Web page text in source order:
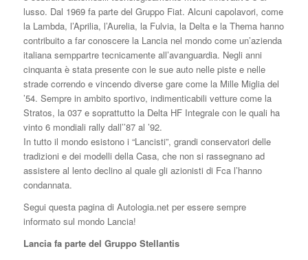
lusso. Dal 1969 fa parte del Gruppo Fiat. Alcuni capolavori, come
la Lambda, l’Aprilia, l’Aurelia, la Fulvia, la Delta e la Thema hanno
contribuito a far conoscere la Lancia nel mondo come un’azienda
italiana semppartre tecnicamente all’avanguardia. Negli anni
cinquanta è stata presente con le sue auto nelle piste e nelle
strade correndo e vincendo diverse gare come la Mille Miglia del
’54. Sempre in ambito sportivo, indimenticabili vetture come la
Stratos, la 037 e soprattutto la Delta HF Integrale con le quali ha
vinto 6 mondiali rally dall’’87 al ’92.
In tutto il mondo esistono i “Lancisti”, grandi conservatori delle
tradizioni e dei modelli della Casa, che non si rassegnano ad
assistere al lento declino al quale gli azionisti di Fca l’hanno
condannata.
Segui questa pagina di Autologia.net per essere sempre
informato sul mondo Lancia!
Lancia fa parte del Gruppo Stellantis